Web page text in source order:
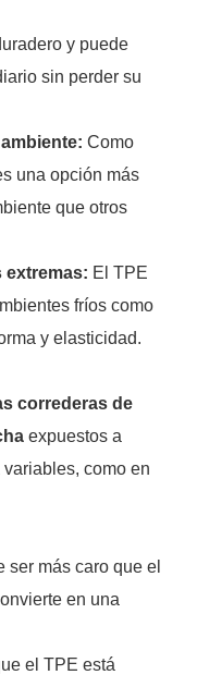
y puede
sin perder su
Como
una opción más
que otros
extremas: El TPE
fríos como
y elasticidad.
correderas de
expuestos a
como en
ser más caro que el
en una
el TPE está